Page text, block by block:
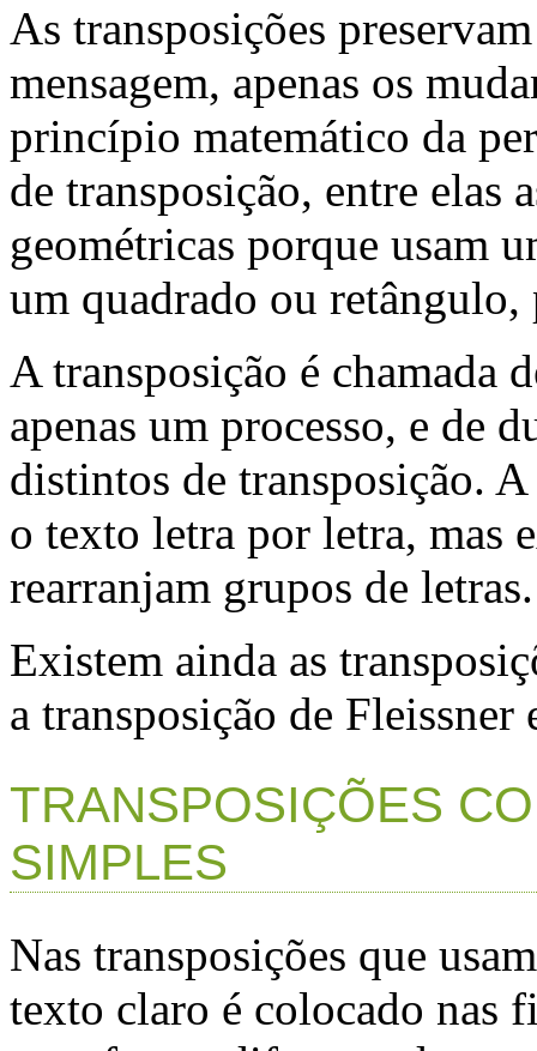
As transposições
mensagem, apenas os
princípio matemático da
de transposição, entre elas
geométricas porque usam
um quadrado ou retângulo,
A transposição é chamada
apenas um processo, e de
distintos de transposição.
o texto letra por letra, mas
rearranjam grupos de letras.
Existem ainda as
a transposição de
TRANSPOSIÇÕES
SIMPLES
Nas transposições que
texto claro é colocado nas